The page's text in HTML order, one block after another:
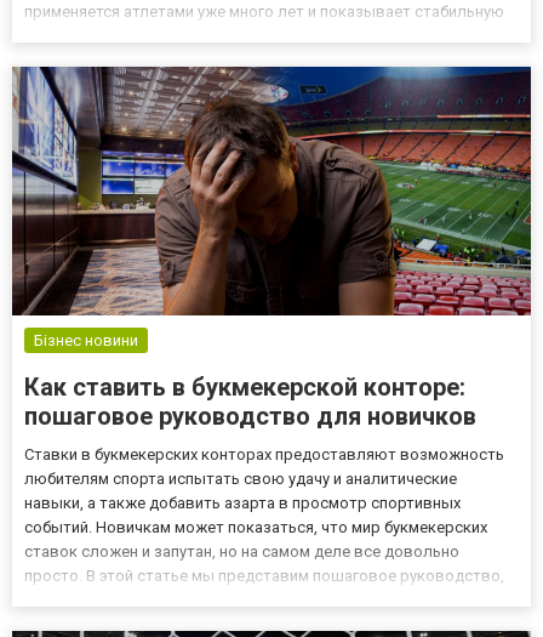
применяется атлетами уже много лет и показывает стабильную
позволило помочь миллио...
Бізнес новини
Как ставить в букмекерской конторе:
пошаговое руководство для новичков
Ставки в букмекерских конторах предоставляют возможность
любителям спорта испытать свою удачу и аналитические
навыки, а также добавить азарта в просмотр спортивных
событий. Новичкам может показаться, что мир букмекерских
ставок сложен и запутан, но на самом деле все довольно
просто. В этой статье мы представим пошаговое руководство,